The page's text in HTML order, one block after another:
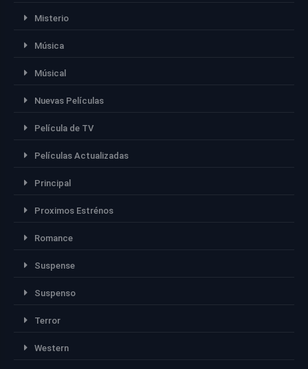
Misterio
Música
Músical
Nuevas Películas
Película de TV
Películas Actualizadas
Principal
Proximos Estrénos
Romance
Suspense
Suspenso
Terror
Western